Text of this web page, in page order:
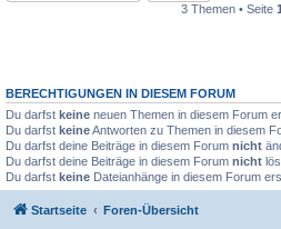
3 Themen • Seite 1
BERECHTIGUNGEN IN DIESEM FORUM
Du darfst keine neuen Themen in diesem Forum
Du darfst keineAntworten zu Themen in diesem
Du darfst deine Beiträge in diesem Forum nicht
Du darfst deine Beiträge in diesem Forum nicht
Du darfst keine Dateianhänge in diesem Forum
Startseite Foren-Übersicht